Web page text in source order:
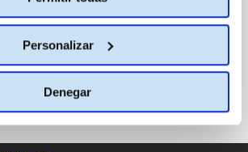
Personalizar
Denegar